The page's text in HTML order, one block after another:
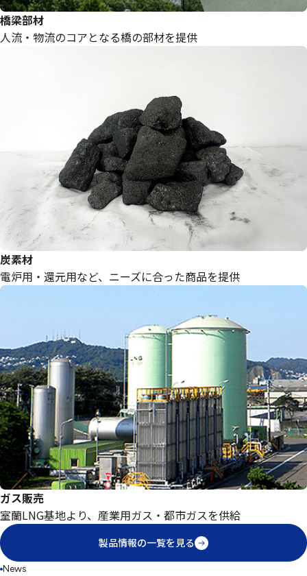
橋梁部材
人流・物流のコアとなる橋の部材を提供
炭素材
電炉用・還元用など、ニーズに合った商品を提供
ガス販売
室蘭LNG基地より、産業用ガス・都市ガスを供給
製品情報の一覧を見る
News